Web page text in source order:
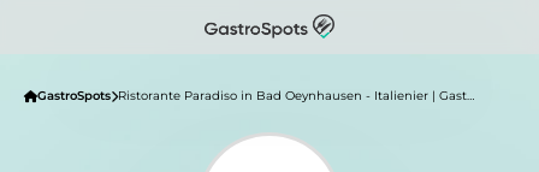
GastroSpots Ristorante Paradiso in Bad Oeynhausen - Italienier | GastroSpots